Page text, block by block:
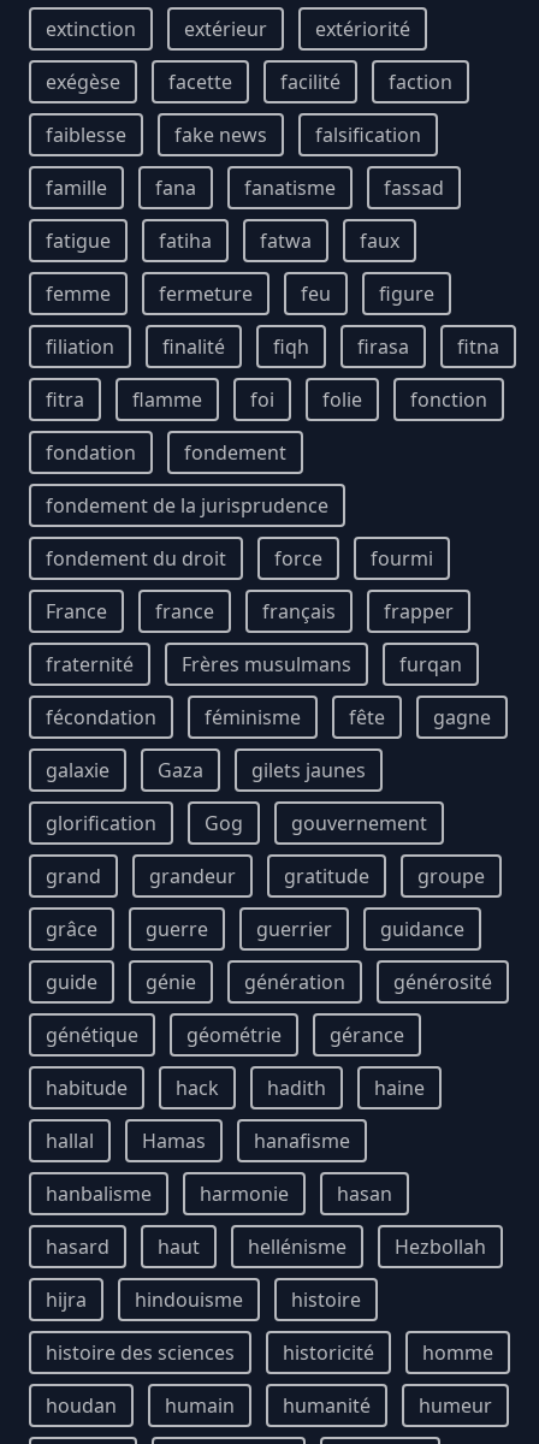
extinction extérieur
extériorité
exégèse
facette facilité
faction
faiblesse
fake news
falsification
famille
fana fanatisme
fassad
fatigue
fatiha fatwa
faux
femme
fermeture feu
figure
filiation
finalité fiqh firasa
fitna
fitra
flamme foi folie
fonction
fondation
fondement
fondement de la jurisprudence
fondement du droit
force
fourmi
France
france français
frapper
fraternité
Frères musulmans
furqan
fécondation
féminisme fête
gagne
galaxie
Gaza
gilets jaunes
glorification
Gog
gouvernement
grand
grandeur gratitude
groupe
grâce
guerre guerrier
guidance
guide
génie génération
générosité
génétique
géométrie
gérance
habitude
hack hadith
haine
hallal
Hamas
hanafisme
hanbalisme
harmonie
hasan
hasard
haut hellénisme
Hezbollah
hijra
hindouisme
histoire
histoire des sciences
historicité
homme
houdan
humain humanité
humeur